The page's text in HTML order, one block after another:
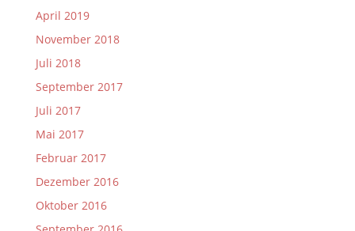
April 2019
November 2018
Juli 2018
September 2017
Juli 2017
Mai 2017
Februar 2017
Dezember 2016
Oktober 2016